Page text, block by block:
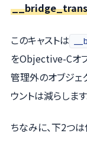
このキャストは
をObjective-Cオ
管理外のオブジェ
ウントは減らします
ちなみに、下2つ